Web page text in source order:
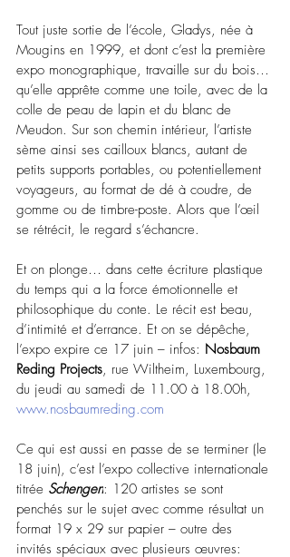
Tout juste sortie de l’école, Gladys, née à
Mougins en 1999, et dont c’est la première
expo monographique, travaille sur du bois…
qu’elle apprête comme une toile, avec de la
colle de peau de lapin et du blanc de
Meudon. Sur son chemin intérieur, l’artiste
sème ainsi ses cailloux blancs, autant de
petits supports portables, ou potentiellement
voyageurs, au format de dé à coudre, de
gomme ou de timbre-poste. Alors que l’œil
se rétrécit, le regard s’échancre.
Et on plonge… dans cette écriture plastique
du temps qui a la force émotionnelle et
philosophique du conte. Le récit est beau,
d’intimité et d’errance. Et on se dépêche,
l’expo expire ce 17 juin – infos: Nosbaum
Reding Projects, rue Wiltheim, Luxembourg,
du jeudi au samedi de 11.00 à 18.00h,
www.nosbaumreding.com
Ce qui est aussi en passe de se terminer (le
18 juin), c’est l’expo collective internationale
titrée Schengen: 120 artistes se sont
penchés sur le sujet avec comme résultat un
format 19 x 29 sur papier – outre des
invités spéciaux avec plusieurs œuvres: